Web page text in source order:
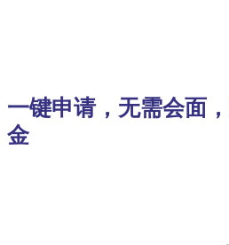
一键申请，无需会面
金